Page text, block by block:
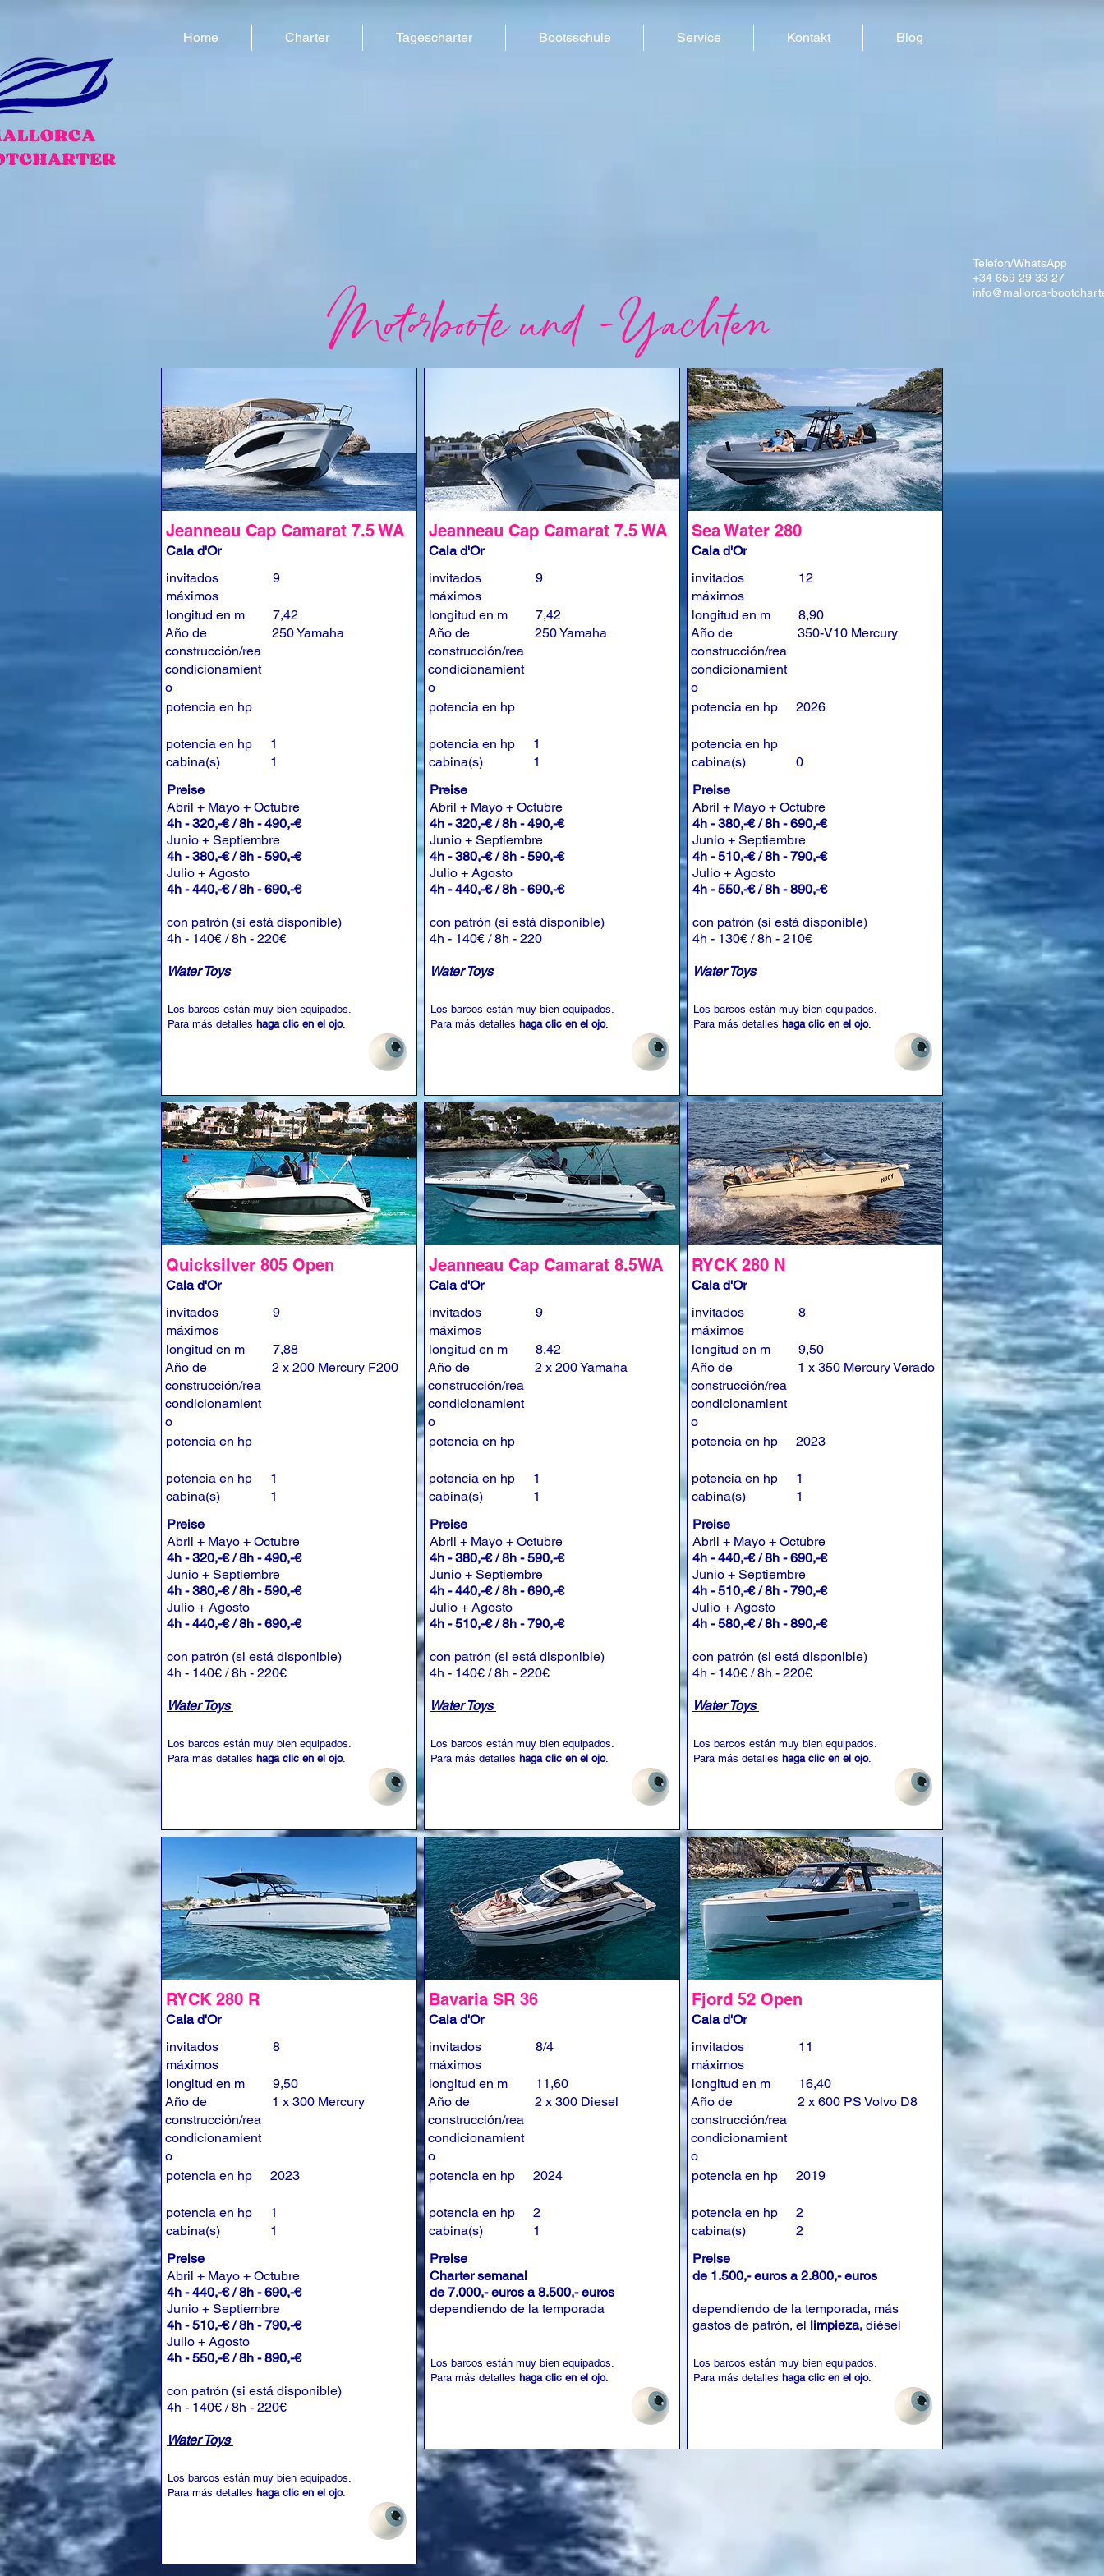
Home Charter Tagescharter Bootsschule Service Kontakt Blog
Motorboote und -Yachten
Jeanneau Cap Camarat 7.5 WA
Cala d'Or
invitados
máximos
9
longitud en m
Año de
construcción/rea
condicionamient
o
potencia en hp
7,42
250 Yamaha
potencia en hp
cabina(s)
1
1
Preise
Abril + Mayo + Octubre
4h - 320,-€ / 8h - 490,-€
Junio + Septiembre
4h - 380,-€ / 8h - 590,-€
Julio + Agosto
4h - 440,-€ / 8h - 690,-€
con patrón (si está disponible)
4h - 140€ / 8h - 220€
Water Toys
Los barcos están muy bien equipados.
Para más detalles haga clic en el ojo.
Quicksilver 805 Open
Cala d'Or
invitados
máximos
9
longitud en m
Año de
construcción/rea
condicionamient
o
potencia en hp
7,88
2 x 200 Mercury F200
potencia en hp
cabina(s)
1
1
Preise
Abril + Mayo + Octubre
4h - 320,-€ / 8h - 490,-€
Junio + Septiembre
4h - 380,-€ / 8h - 590,-€
Julio + Agosto
4h - 440,-€ / 8h - 690,-€
con patrón (si está disponible)
4h - 140€ / 8h - 220€
Water Toys
Los barcos están muy bien equipados.
Para más detalles haga clic en el ojo.
RYCK 280 R
Cala d'Or
invitados
máximos
8
longitud en m
Año de
construcción/rea
condicionamient
o
potencia en hp
9,50
1 x 300 Mercury
2023
potencia en hp
cabina(s)
1
1
Preise
Abril + Mayo + Octubre
4h - 440,-€ / 8h - 690,-€
Junio + Septiembre
4h - 510,-€ / 8h - 790,-€
Julio + Agosto
4h - 550,-€ / 8h - 890,-€
con patrón (si está disponible)
4h - 140€ / 8h - 220€
Water Toys
Los barcos están muy bien equipados.
Para más detalles haga clic en el ojo.
Jeanneau Cap Camarat 7.5 WA
Cala d'Or
invitados
máximos
9
longitud en m
Año de
construcción/rea
condicionamient
o
potencia en hp
7,42
250 Yamaha
potencia en hp
cabina(s)
1
1
Preise
Abril + Mayo + Octubre
4h - 320,-€ / 8h - 490,-€
Junio + Septiembre
4h - 380,-€ / 8h - 590,-€
Julio + Agosto
4h - 440,-€ / 8h - 690,-€
con patrón (si está disponible)
4h - 140€ / 8h - 220
Water Toys
Los barcos están muy bien equipados.
Para más detalles haga clic en el ojo.
Jeanneau Cap Camarat 8.5WA
Cala d'Or
invitados
máximos
9
longitud en m
Año de
construcción/rea
condicionamient
o
potencia en hp
8,42
2 x 200 Yamaha
potencia en hp
cabina(s)
1
1
Preise
Abril + Mayo + Octubre
4h - 380,-€ / 8h - 590,-€
Junio + Septiembre
4h - 440,-€ / 8h - 690,-€
Julio + Agosto
4h - 510,-€ / 8h - 790,-€
con patrón (si está disponible)
4h - 140€ / 8h - 220€
Water Toys
Los barcos están muy bien equipados.
Para más detalles haga clic en el ojo.
Bavaria SR 36
Cala d'Or
invitados
máximos
8/4
longitud en m
Año de
construcción/rea
condicionamient
o
potencia en hp
11,60
2 x 300 Diesel
2024
potencia en hp
cabina(s)
2
1
Preise
Charter semanal
de 7.000,- euros a 8.500,- euros
dependiendo de la temporada
Los barcos están muy bien equipados.
Para más detalles haga clic en el ojo.
Sea Water 280
Cala d'Or
invitados
máximos
12
longitud en m
Año de
construcción/rea
condicionamient
o
potencia en hp
8,90
350-V10 Mercury
2026
potencia en hp
cabina(s)
0
Preise
Abril + Mayo + Octubre
4h - 380,-€ / 8h - 690,-€
Junio + Septiembre
4h - 510,-€ / 8h - 790,-€
Julio + Agosto
4h - 550,-€ / 8h - 890,-€
con patrón (si está disponible)
4h - 130€ / 8h - 210€
Water Toys
Los barcos están muy bien equipados.
Para más detalles haga clic en el ojo.
RYCK 280 N
Cala d'Or
invitados
máximos
8
longitud en m
Año de
construcción/rea
condicionamient
o
potencia en hp
9,50
1 x 350 Mercury Verado
2023
potencia en hp
cabina(s)
1
1
Preise
Abril + Mayo + Octubre
4h - 440,-€ / 8h - 690,-€
Junio + Septiembre
4h - 510,-€ / 8h - 790,-€
Julio + Agosto
4h - 580,-€ / 8h - 890,-€
con patrón (si está disponible)
4h - 140€ / 8h - 220€
Water Toys
Los barcos están muy bien equipados.
Para más detalles haga clic en el ojo.
Fjord 52 Open
Cala d'Or
invitados
máximos
11
longitud en m
Año de
construcción/rea
condicionamient
o
potencia en hp
16,40
2 x 600 PS Volvo D8
2019
potencia en hp
cabina(s)
2
2
Preise
de 1.500,- euros a 2.800,- euros
dependiendo de la temporada, más
gastos de patrón, el limpieza, dièsel
Los barcos están muy bien equipados.
Para más detalles haga clic en el ojo.
Telefon/WhatsApp
+34 659 29 33 27
info@mallorca-